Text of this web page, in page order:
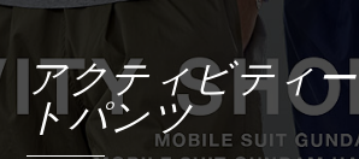
アクティビティ
トパンツ